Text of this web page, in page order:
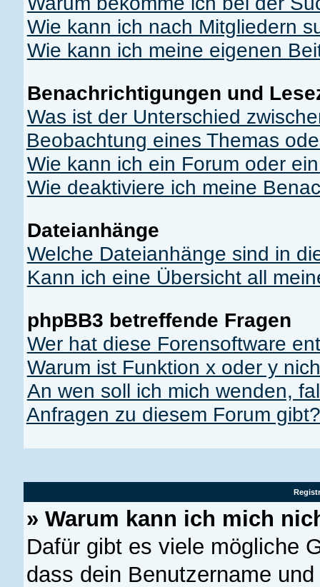
Wie kann ich nach Mitgliedern
Wie kann ich meine eigenen
Benachrichtigungen und
Was ist der Unterschied
Beobachtung eines Themas
Wie kann ich ein Forum oder
Wie deaktiviere ich meine
Dateianhänge
Welche Dateianhänge sind in
Kann ich eine Übersicht all
phpBB3 betreffende Fragen
Wer hat diese Forensoftware
Warum ist Funktion x oder y
An wen soll ich mich wenden,
Anfragen zu diesem Forum gibt?
» Warum kann ich mich
Dafür gibt es viele mögliche
dass dein Benutzername